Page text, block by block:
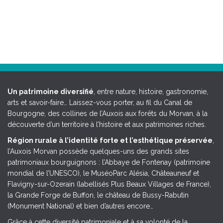
Un patrimoine diversifié , entre nature, histoire, gastronomie,
arts et savoir-faire… Laissez-vous porter, au fil du Canal de
Bourgogne, des collines de l’Auxois aux forêts du Morvan, à la
découverte d’un territoire à l’histoire et aux patrimoines riches.
Région rurale à l’identité forte et l’esthétique préservée
l’Auxois Morvan possède quelques-uns des grands sites
patrimoniaux bourguignons : l’Abbaye de Fontenay (patrimoine
mondial de l’UNESCO), le MuséoParc Alésia, Châteauneuf et
Flavigny-sur-Ozerain (labellisés Plus Beaux Villages de France),
la Grande Forge de Buffon, le château de Bussy-Rabutin
(Monument National) et bien d’autres encore…